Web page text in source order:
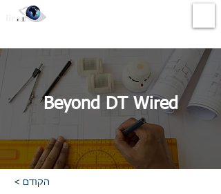
Beyond DT Wired
< הקודם